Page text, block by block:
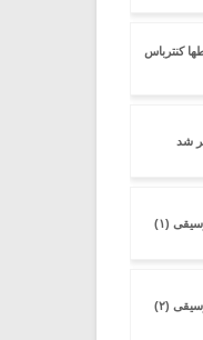
کنترباس
شد
(۱)
(۲)